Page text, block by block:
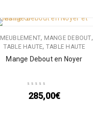
, MANGE DEBOUT,
TABLE HAUTE, TABLE HAUTE
Mange Debout en Noyer
285,00€